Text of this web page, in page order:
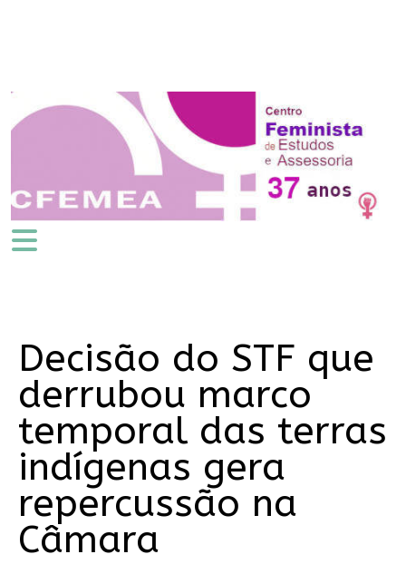
Decisão do STF que
derrubou marco
temporal das terras
indígenas gera
repercussão na
Câmara